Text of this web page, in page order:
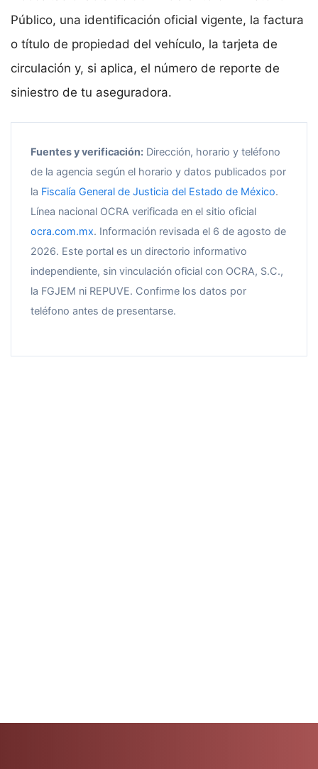
Público, una identificación oficial vigente, la factura
o título de propiedad del vehículo, la tarjeta de
circulación y, si aplica, el número de reporte de
siniestro de tu aseguradora.
Fuentes y verificación: Dirección, horario y teléfono
de la agencia según el horario y datos publicados por
la Fiscalía General de Justicia del Estado de México.
Línea nacional OCRA verificada en el sitio oficial
ocra.com.mx. Información revisada el 6 de agosto de
2026. Este portal es un directorio informativo
independiente, sin vinculación oficial con OCRA, S.C.,
la FGJEM ni REPUVE. Confirme los datos por
teléfono antes de presentarse.